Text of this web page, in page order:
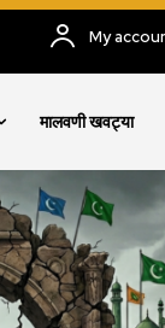
My
मालवणी खवट्या